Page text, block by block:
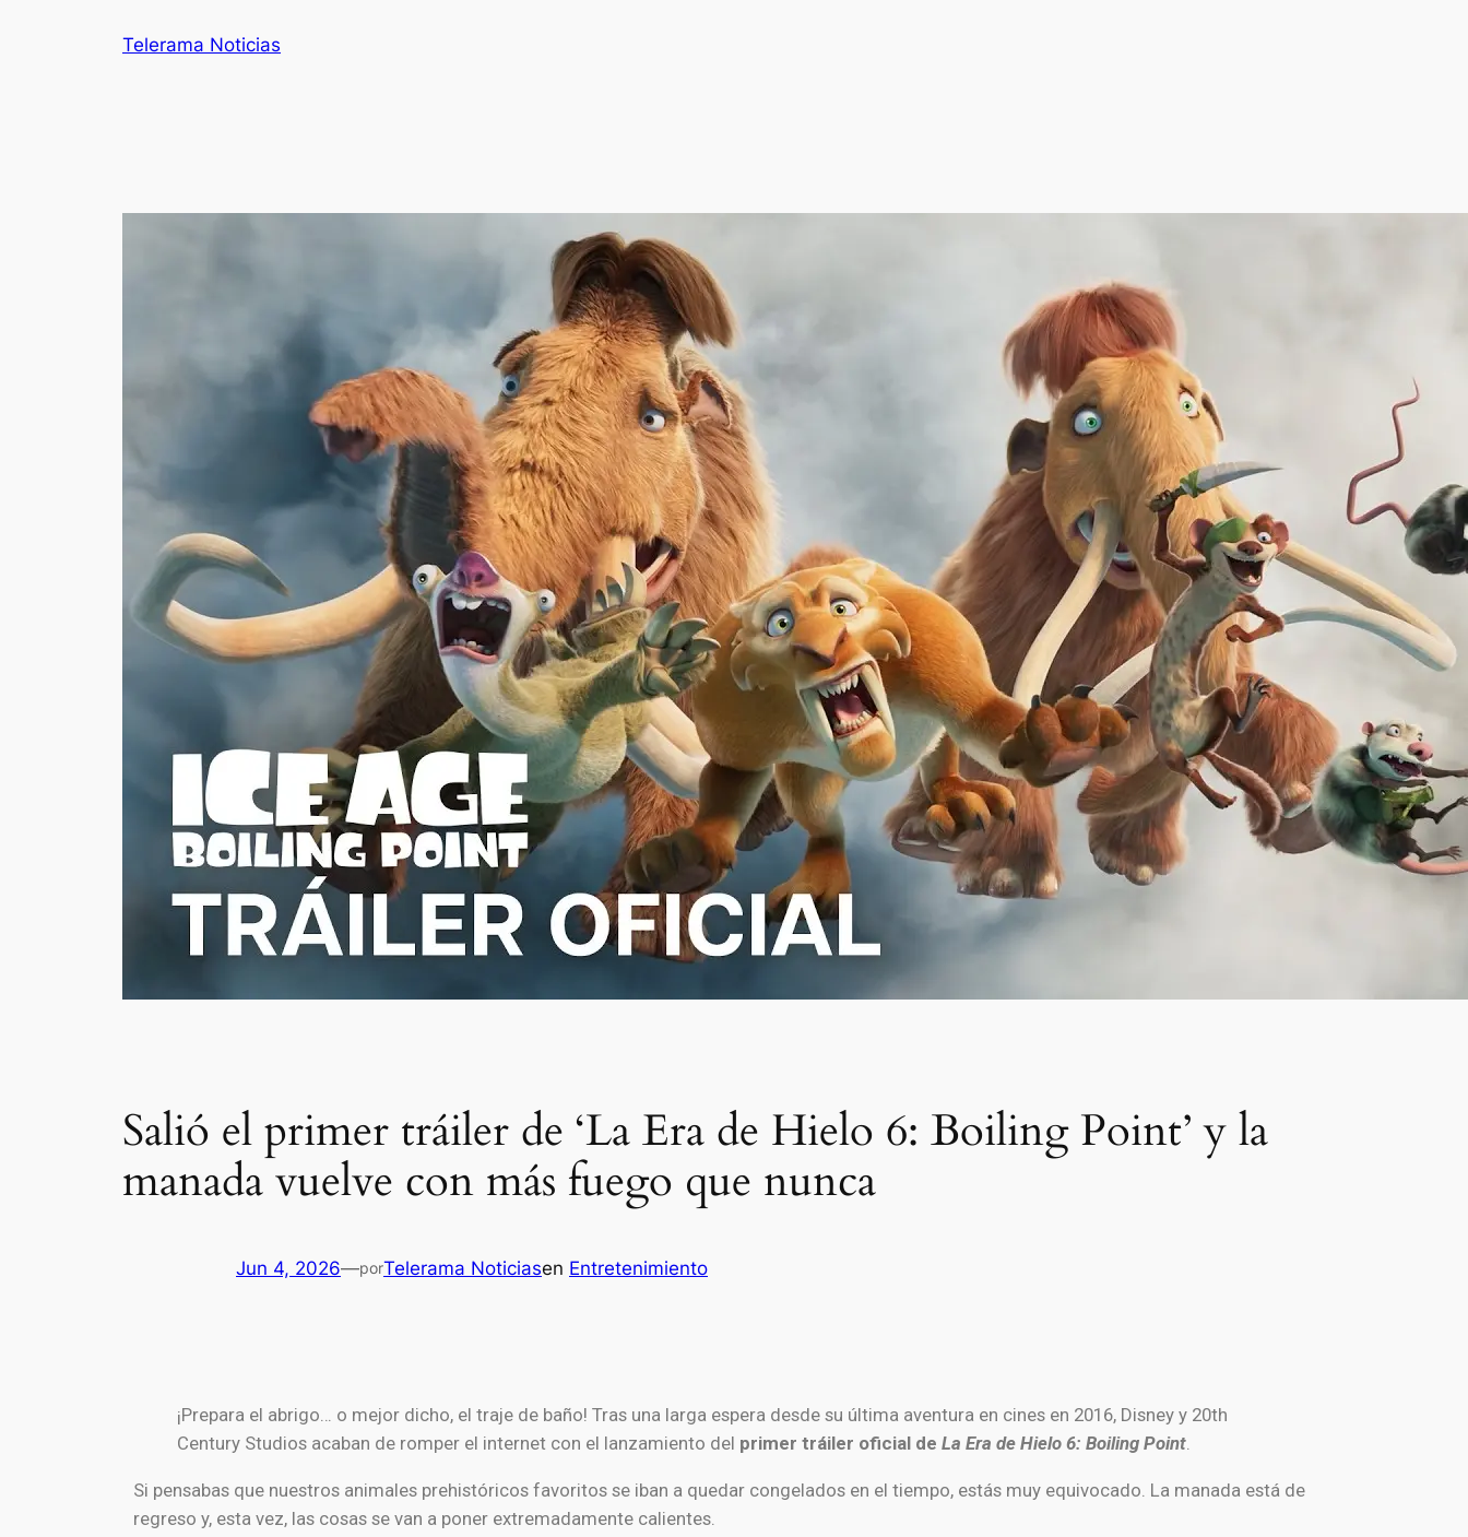
Telerama Noticias
Salió el primer tráiler de ‘La Era de Hielo 6: Boiling Point’ y la
manada vuelve con más fuego que nunca
Jun 4, 2026—porTelerama Noticiasen Entretenimiento
¡Prepara el abrigo… o mejor dicho, el traje de baño! Tras una larga espera desde su última aventura en cines en 2016, Disney y 20th
Century Studios acaban de romper el internet con el lanzamiento del primer tráiler oficial de La Era de Hielo 6: Boiling Point
Si pensabas que nuestros animales prehistóricos favoritos se iban a quedar congelados en el tiempo, estás muy equivocado. La manada está de
regreso y, esta vez, las cosas se van a poner extremadamente calientes.